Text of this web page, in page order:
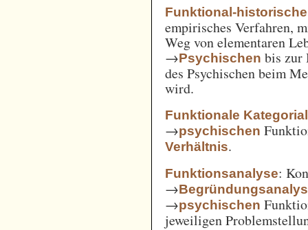
Funktional-
empirisches Verfahren,
Weg von elementaren
→Psychischen bis zur
des Psychischen beim
wird.
Funktionale
→psychischen
Verhältnis.
Funktionsanalyse:
→
→psychischen
jeweiligen